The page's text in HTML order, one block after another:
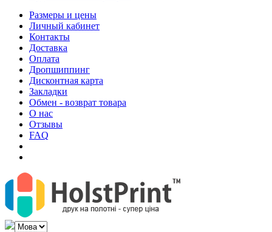
Размеры и цены
Личный кабинет
Контакты
Доставка
Оплата
Дропшиппинг
Дисконтная карта
Закладки
Обмен - возврат товара
О нас
Отзывы
FAQ